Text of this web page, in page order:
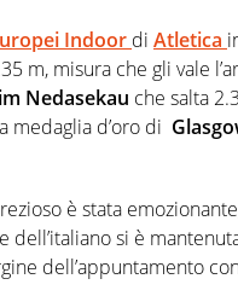
Indoor di Atletica
m, misura che gli vale
Nedasekau che salta
medaglia d’oro di
è stata
dell’italiano si è
dell’appuntamento